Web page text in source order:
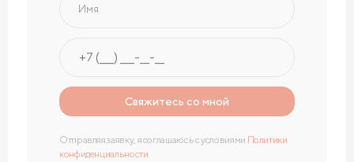
Имя
Свяжитесь со мной
Отправляя заявку, я соглашаюсь с условиями Политики
конфиденциальности